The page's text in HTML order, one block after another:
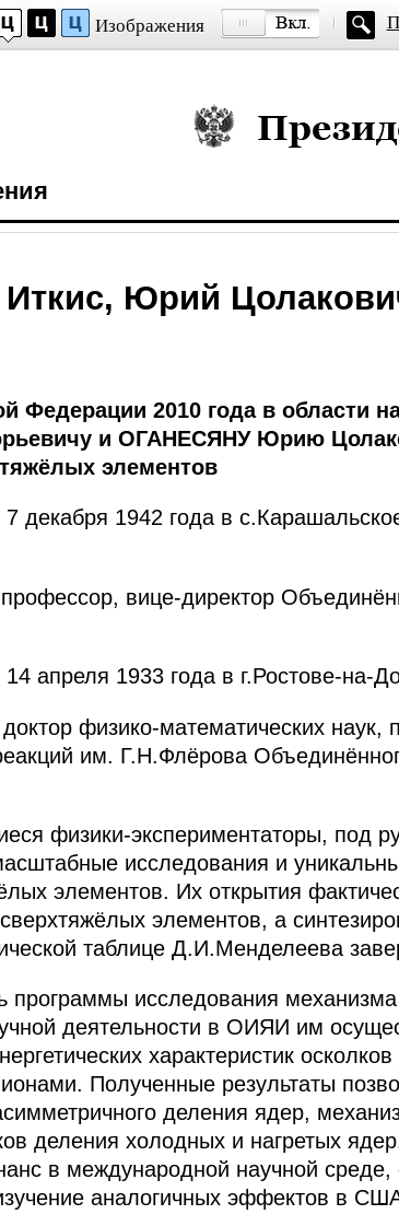
Изображения
Президент России
Юрий
Федерации 2010 года в области
и ОГАНЕСЯНУ Юрию
элементов
декабря 1942 года в
вице-директор
апреля 1933 года в г.Ростове-на-
физико-математических наук,
им. Г.Н.Флёрова
физики-экспериментаторы, под
исследования и
элементов. Их открытия
элементов, а
таблице Д.И.Менделеева
программы исследования
деятельности в ОИЯИ им
характеристик
Полученные результаты
деления ядер,
деления холодных и нагретых
в международной научной среде,
аналогичных эффектов в